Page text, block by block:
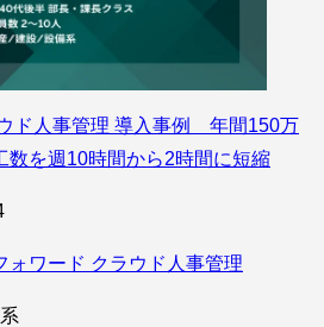
ド人事管理 導入事例 年間150万
を週10時間から2時間に短縮
ォワード クラウド人事管理